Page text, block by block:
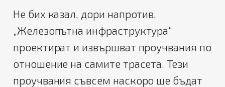
Не бих казал, дори напротив.
„Железопътна инфраструктура“
проектират и извършват проучвания по
отношение на самите трасета. Тези
проучвания съвсем наскоро ще бъдат